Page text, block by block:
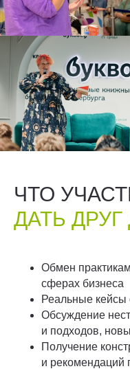
ЧТО
ДАТЬ ДРУГ
Обмен
сферах бизнеса
Реальные кейсы
Обсуждение
и подходов,
Получение
и рекомендаций